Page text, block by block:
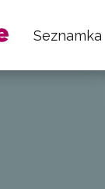
Seznamka